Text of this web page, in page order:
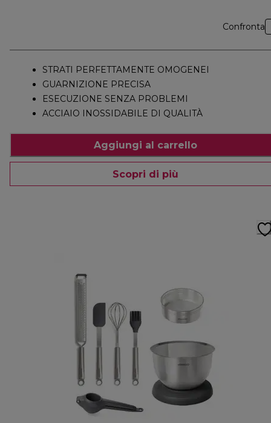
Confronta
STRATI PERFETTAMENTE OMOGENEI
GUARNIZIONE PRECISA
ESECUZIONE SENZA PROBLEMI
ACCIAIO INOSSIDABILE DI QUALITÀ
Aggiungi al carrello
Scopri di più